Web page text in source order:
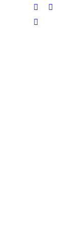
Facebook
page
X
Dribbble